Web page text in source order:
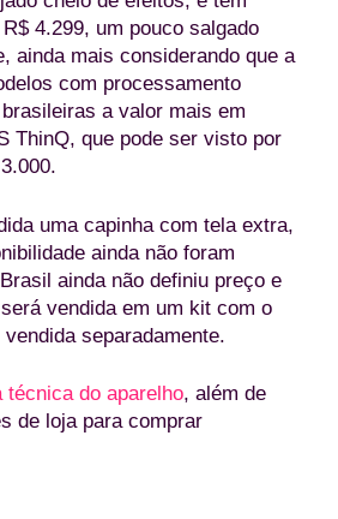
4.299, um pouco salgado
ainda mais considerando que a
com processamento
a valor mais em
ThinQ, que pode ser visto por
uma capinha com tela extra,
ainda não foram
ainda não definiu preço e
vendida em um kit com o
separadamente.
técnica do aparelho, além de
de loja para comprar